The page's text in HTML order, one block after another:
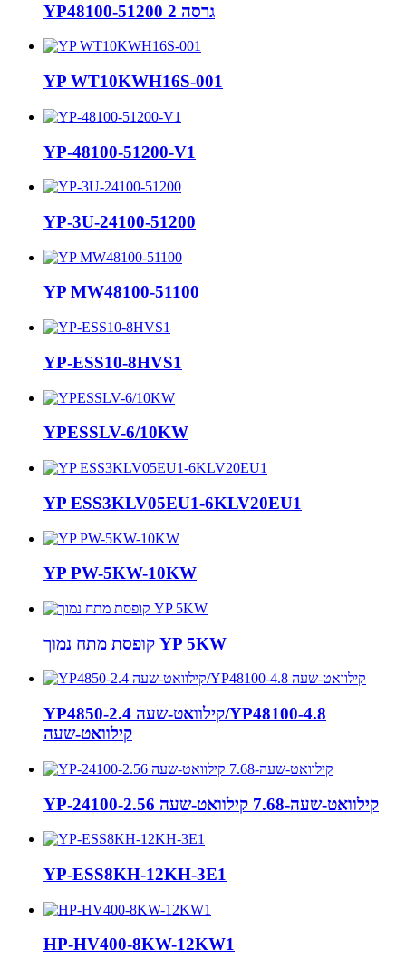
YP48100-51200 גרסה 2
YP WT10KWH16S-001
YP-48100-51200-V1
YP-3U-24100-51200
YP MW48100-51100
YP-ESS10-8HVS1
YPESSLV-6/10KW
YP ESS3KLV05EU1-6KLV20EU1
YP PW-5KW-10KW
קופסת מתח נמוך YP 5KW
YP4850-2.4 קילוואט-שעה/YP48100-4.8
קילוואט-שעה
YP-24100-2.56 קילוואט-שעה-7.68 קילוואט-שעה
YP-ESS8KH-12KH-3E1
HP-HV400-8KW-12KW1